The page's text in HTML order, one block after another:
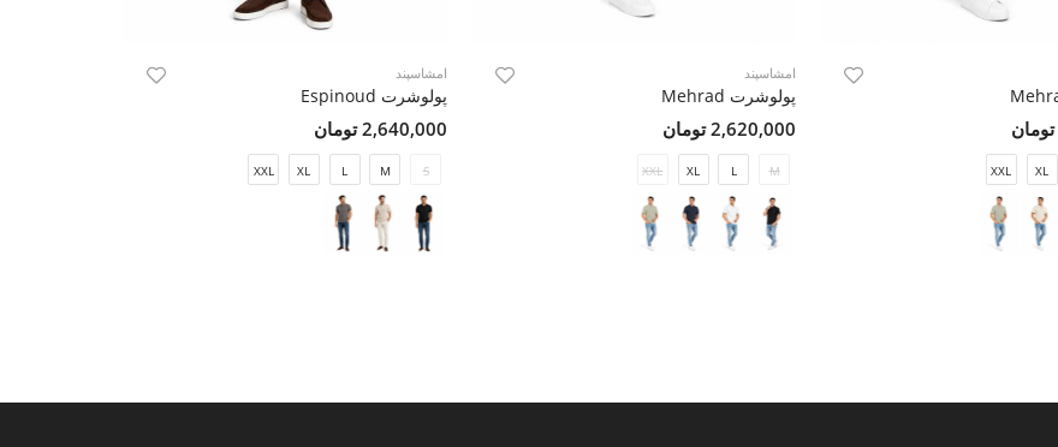
XL
XXL
امشاسپند
پولوشرت Mehrad
2,620,000 تومان
M
L
XL
XXL
امشاسپند
پولوشرت Espinoud
2,640,000 تومان
S
M
L
XL
XXL